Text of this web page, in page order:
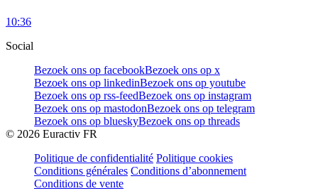
10:36
Social
Bezoek ons op facebookBezoek ons op x
Bezoek ons op linkedinBezoek ons op youtube
Bezoek ons op rss-feedBezoek ons op instagram
Bezoek ons op mastodonBezoek ons op telegram
Bezoek ons op blueskyBezoek ons op threads
© 2026 Euractiv FR
Politique de confidentialité Politique cookies
Conditions générales Conditions d’abonnement
Conditions de vente